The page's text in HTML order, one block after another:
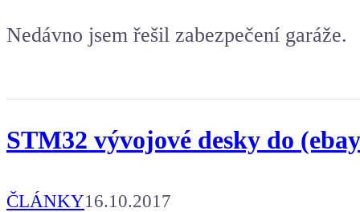
Nedávno jsem řešil zabezpečení garáže.
STM32 vývojové desky do
ČLÁNKY16.10.2017